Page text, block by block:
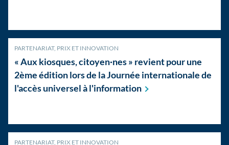
PARTENARIAT, PRIX ET INNOVATION
« Aux kiosques, citoyen·nes » revient pour une
2ème édition lors de la Journée internationale de
l'accès universel àl'information
PARTENARIAT, PRIX ET INNOVATION